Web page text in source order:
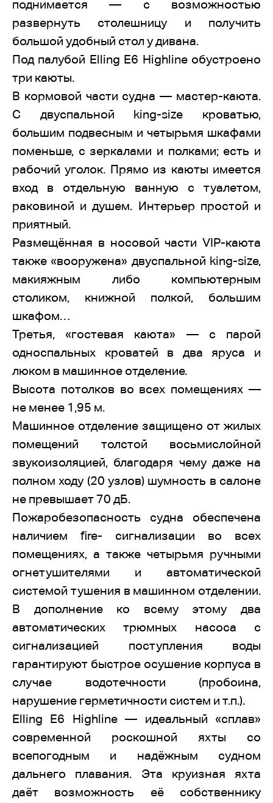
поднимается — с возможностью
развернуть столешницу и получить
большой удобный стол у дивана.
Под палубой Elling E6 Highline обустроено
три каюты.
В кормовой части судна — мастер-каюта.
С двуспальной king-size кроватью,
большим подвесным и четырьмя шкафами
поменьше, с зеркалами и полками; есть и
рабочий уголок. Прямо из каюты имеется
вход в отдельную ванную с туалетом,
раковиной и душем. Интерьер простой и
приятный.
Размещённая в носовой части VIP-каюта
также «вооружена» двуспальной king-size,
макияжным либо компьютерным
столиком, книжной полкой, большим
шкафом…
Третья, «гостевая каюта» — с парой
односпальных кроватей в два яруса и
люком в машинное отделение.
Высота потолков во всех помещениях —
не менее 1,95 м.
Машинное отделение защищено от жилых
помещений толстой восьмислойной
звукоизоляцией, благодаря чему даже на
полном ходу (20 узлов) шумность в салоне
не превышает 70 дБ.
Пожаробезопасность судна обеспечена
наличием fire- сигнализации во всех
помещениях, а также четырьмя ручными
огнетушителями и автоматической
системой тушения в машинном отделении.
В дополнение ко всему этому два
автоматических трюмных насоса с
сигнализацией поступления воды
гарантируют быстрое осушение корпуса в
случае водотечности (пробоина,
нарушение герметичности систем и т.п.).
Elling E6 Highline — идеальный «сплав»
современной роскошной яхты со
всепогодным и надёжным судном
дальнего плавания. Эта круизная яхта
даёт возможность её собственнику